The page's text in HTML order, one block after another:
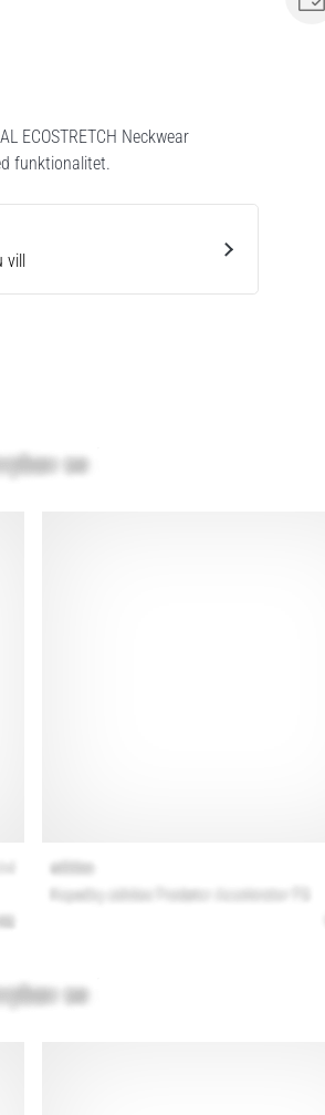
ECOSTRETCH Neckwear
funktionalitet.
vill